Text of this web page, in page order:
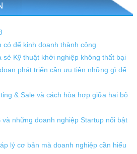
có để kinh doanh thành công
Kỹ thuật khởi nghiệp không thất bại
phát triển cần ưu tiên những gì để
& Sale và cách hòa hợp giữa hai bộ
những doanh nghiệp Startup nổi bật
lý cơ bản mà doanh nghiệp cần hiểu